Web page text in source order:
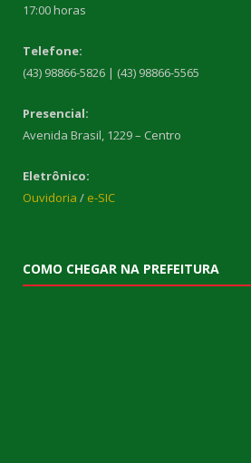
17:00 horas
Telefone:
(43) 98866-5826 | (43) 98866-5565
Presencial:
Avenida Brasil, 1229 – Centro
Eletrônico:
Ouvidoria / e-SIC
COMO CHEGAR NA PREFEITURA